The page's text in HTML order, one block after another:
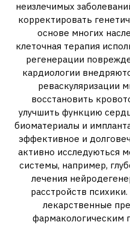
неизлечимых
корректировать
основе многих
клеточная терапия
регенерации
кардиологии
реваскуляризации
восстановить
улучшить функцию
биоматериалы и
эффективное и
активно исследуються
системы, например,
лечения
расстройств
лекарственные
фармакологическим